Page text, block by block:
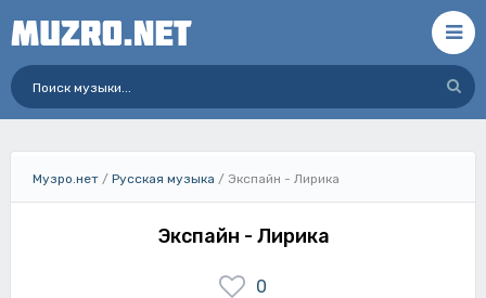
Музро.нет / Русская музыка / Экспайн - Лирика
Экспайн - Лирика
0